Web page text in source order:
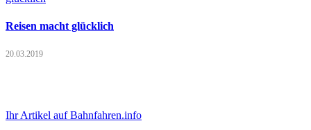
Reisen macht glücklich
20.03.2019
Ihr Artikel auf Bahnfahren.info